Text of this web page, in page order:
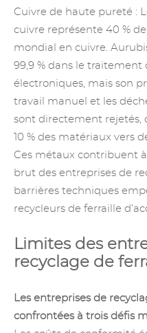
Cuivre de haute pureté :
cuivre représente 40 %
mondial en cuivre.
99,9 % dans le traitement
électroniques, mais son
travail manuel et les
sont directement rejetés,
10 % des matériaux vers
Ces métaux contribuent
brut des entreprises de
barrières techniques
recycleurs de ferraille
Limites des
recyclage de
Les entreprises de
confrontées à trois défis